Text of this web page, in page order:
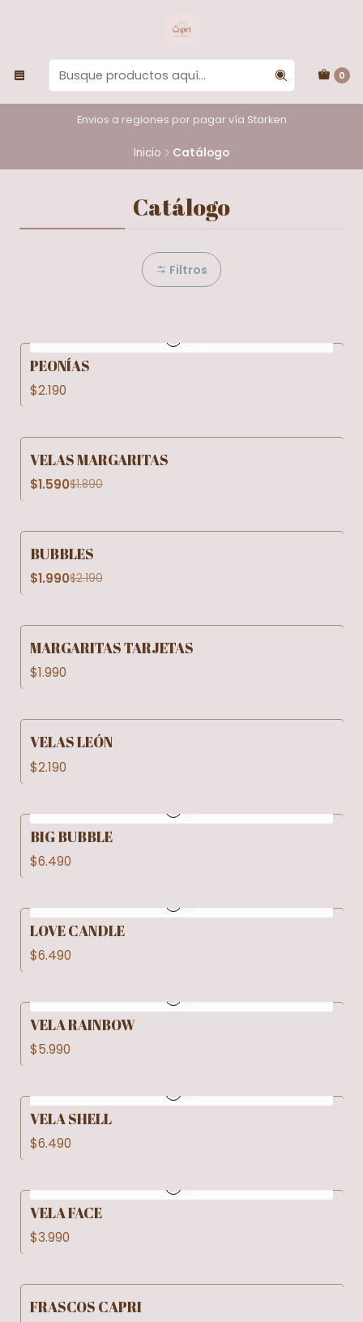
0
Envios a regiones por pagar vía Starken
Inicio Catálogo
Catálogo
Filtros
PEONÍAS
$2.190
-16% OFF
VELAS MARGARITAS
$1.590$1.890
-9% OFF
BUBBLES
$1.990$2.190
MARGARITAS TARJETAS
$1.990
VELAS LEÓN
$2.190
BIG BUBBLE
$6.490
LOVE CANDLE
$6.490
VELA RAINBOW
$5.990
VELA SHELL
$6.490
VELA FACE
$3.990
-12% OFF
FRASCOS CAPRI